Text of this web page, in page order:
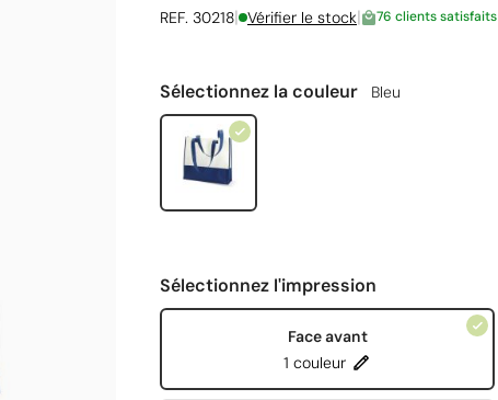
REF. 30218| Vérifier le stock| 76 clients satisfaits
Sélectionnez la couleur Bleu
Sélectionnez l'impression
Face avant
1 couleur